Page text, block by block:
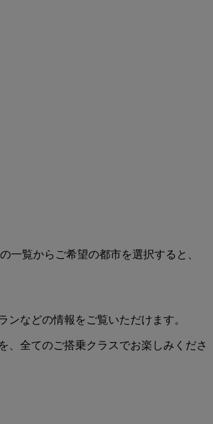
一覧からご希望の都市を選択すると、
などの情報をご覧いただけます。
、全てのご搭乗クラスでお楽しみくださ